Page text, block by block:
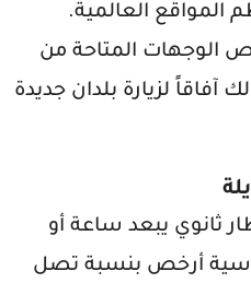
المواقع العالمية.
الوجهات المتاحة من
لزيارة بلدان جديدة
ثانوي يبعد ساعة أو
أرخص بنسبة تصل